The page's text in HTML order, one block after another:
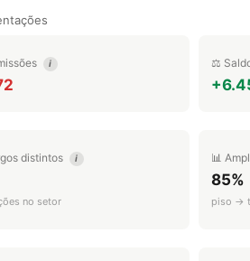
i ⚖️
distintos i
no setor
📊
85%
piso →